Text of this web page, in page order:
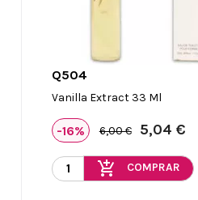
Q504
Vanilla Extract 33 Ml
-16% 6,00 € 5,04 €
add_shopping_cart COMPRAR